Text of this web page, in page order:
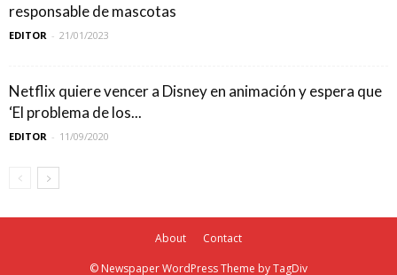
responsable de mascotas
EDITOR - 21/01/2023
Netflix quiere vencer a Disney en animación y espera que
‘El problema de los...
EDITOR - 11/09/2020
About
Contact
© Newspaper WordPress Theme by TagDiv